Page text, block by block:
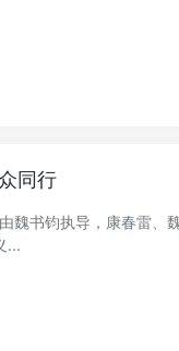
同行
魏书钧执导，康春雷、
...